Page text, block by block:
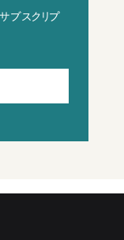
ブスクリプ